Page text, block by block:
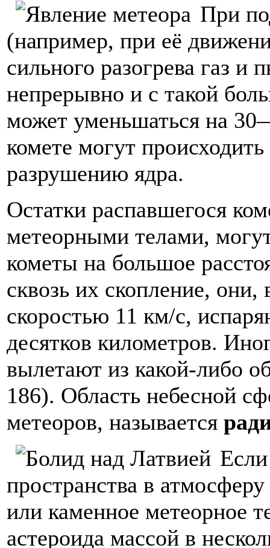
При
(например, при её
сильного разогрева газ
непрерывно и с такой
может уменьшаться на
комете могут
разрушению ядра.
Остатки распавшегося
метеорными телами,
кометы на большое
сквозь их скопление, они,
скоростью 11 км/с,
десятков километров.
вылетают из какой-либо
186). Область небесной
метеоров, называется
пространства в
или каменное метеорное
астероида массой в